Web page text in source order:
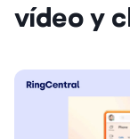
vídeo y